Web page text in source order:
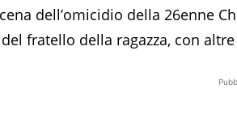
dell’omicidio della 26enne
fratello della ragazza, con